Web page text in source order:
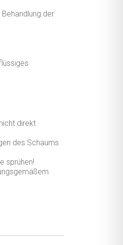
der
direkt
des Schaums
sprühen!